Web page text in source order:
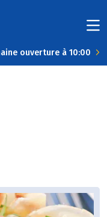
ouverture à 10:00